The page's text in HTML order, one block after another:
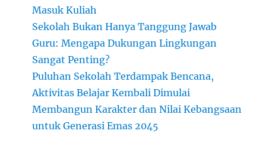
Masuk Kuliah
Sekolah Bukan Hanya Tanggung Jawab
Guru: Mengapa Dukungan Lingkungan
Sangat Penting?
Puluhan Sekolah Terdampak Bencana,
Aktivitas Belajar Kembali Dimulai
Membangun Karakter dan Nilai Kebangsaan
untuk Generasi Emas 2045